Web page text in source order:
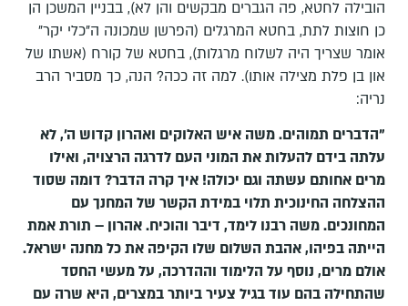
הובילה לחטא, פה הגברים מבקשים והן לא), בבניין המשכן הן
כן חוצות לתת, בחטא המרגלים (הפרשן שמכונה ה"כלי יקר"
אומר שצריך היה לשלוח מרגלות), בחטא של קורח (אשתו של
און בן פלת מצילה אותו). למה זה ככה? הנה, כך מסביר הרב
נריה:
"הדברים תמוהים. משה איש האלוקים ואהרון קדוש ה', לא
עלתה בידם להעלות את המוני העם לדרגה הרצויה, ואילו
מרים אחותם עשתה וגם יכולה! איך קרה הדבר? דומה שסוד
ההצלחה החינוכית תלוי במידת הקשר של המחנך עם
המחונכים. משה רבנו לימד, דיבר והוכיח. אהרון – תורת אמת
הייתה בפיהו, אהבת השלום שלו הקיפה את כל מחנה ישראל.
אולם מרים, נוסף על הלימוד וההדרכה, על מעשי החסד
שהתחילה בהם עוד בגיל צעיר ביותר במצרים, היא שרה עם